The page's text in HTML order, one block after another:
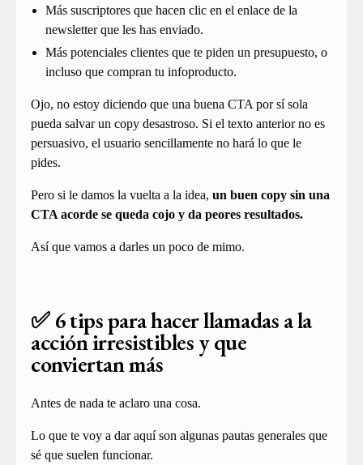
Más suscriptores que hacen clic en el enlace de la
newsletter que les has enviado.
Más potenciales clientes que te piden un presupuesto, o
incluso que compran tu infoproducto.
Ojo, no estoy diciendo que una buena CTA por sí sola
pueda salvar un copy desastroso. Si el texto anterior no es
persuasivo, el usuario sencillamente no hará lo que le
pides.
Pero si le damos la vuelta a la idea, un buen copy sin una
CTA acorde se queda cojo y da peores resultados.
Así que vamos a darles un poco de mimo.
✅ 6 tips para hacer llamadas a la
acción irresistibles y que
conviertan más
Antes de nada te aclaro una cosa.
Lo que te voy a dar aquí son algunas pautas generales que
sé que suelen funcionar.